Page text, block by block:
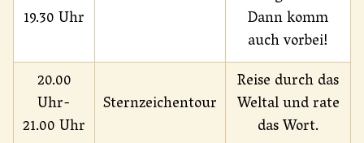
19.30 Uhr
Dann komm
auch vorbei!
20.00
Uhr-
21.00 Uhr
Sternzeichentour
Reise durch das
Weltal und rate
das Wort.